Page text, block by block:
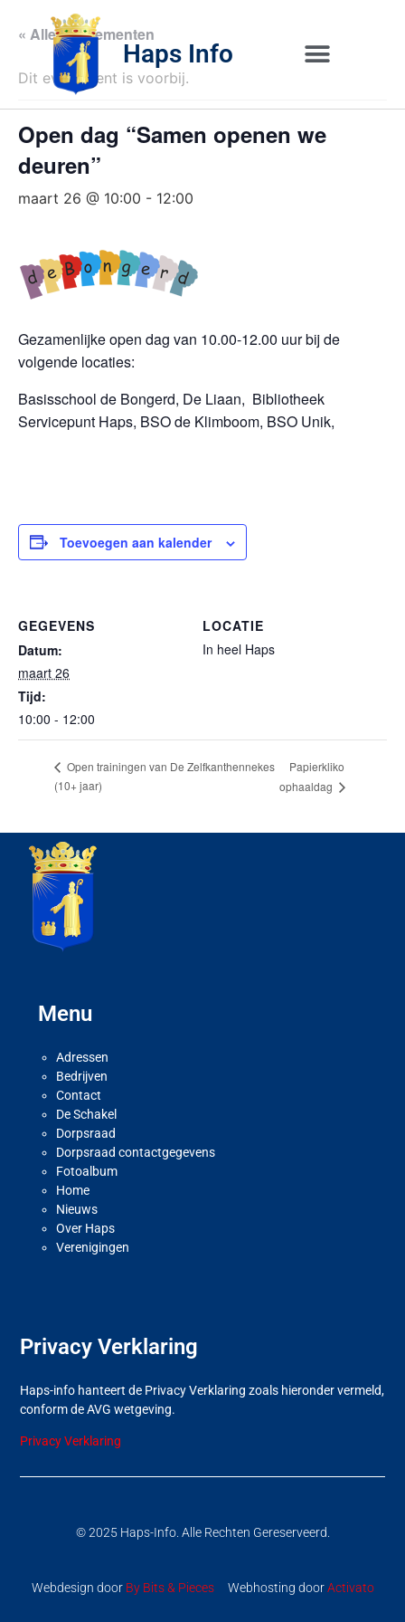
Haps Info
« Alle Evenementen
Dit evenement is voorbij.
Open dag “Samen openen we
deuren”
maart 26 @ 10:00 - 12:00
Gezamenlijke open dag van 10.00-12.00 uur bij de
volgende locaties:
Basisschool de Bongerd, De Liaan, Bibliotheek
Servicepunt Haps, BSO de Klimboom, BSO Unik,
Toevoegen aan kalender
GEGEVENS
Datum:
maart 26
Tijd:
10:00 - 12:00
LOCATIE
In heel Haps
Open trainingen van De Zelfkanthennekes
(10+ jaar)
Papierkliko
ophaaldag
Menu
Adressen
Bedrijven
Contact
De Schakel
Dorpsraad
Dorpsraad contactgegevens
Fotoalbum
Home
Nieuws
Over Haps
Verenigingen
Privacy Verklaring
Haps-info hanteert de Privacy Verklaring zoals hieronder vermeld,
conform de AVG wetgeving.
Privacy Verklaring
© 2025 Haps-Info. Alle Rechten Gereserveerd.
Webdesign door By Bits & PiecesWebhosting doorActivato